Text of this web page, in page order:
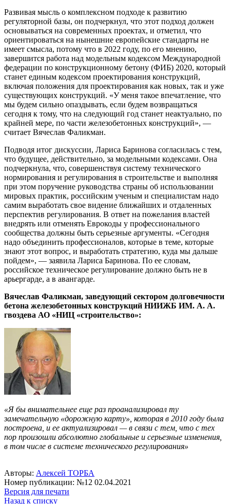
Развивая мысль о комплексном подходе к развитию
регуляторной базы, он подчеркнул, что этот подход должен
основываться на современных проектах, и отметил, что
ориентироваться на нынешние европейские стандарты не
имеет смысла, потому что в 2022 году, по его мнению,
завершится работа над модельным кодексом Международной
федерации по конструкционному бетону (ФИБ) 2020, который
станет единым кодексом проектирования конструкций,
включая положения для проектирования как новых, так и уже
существующих конструкций. «У меня такое впечатление, что
мы будем сильно опаздывать, если будем возвращаться
сегодня к тому, что на следующий год станет неактуально, по
крайней мере, по части железобетонных конструкций», —
считает Вячеслав Фаликман.
Подводя итог дискуссии, Лариса Баринова согласилась с тем,
что будущее, действительно, за модельными кодексами. Она
подчеркнула, что, совершенствуя систему технического
нормирования и регулирования в строительстве и выполняя
при этом поручение руководства страны об использовании
мировых практик, российским ученым и специалистам надо
самим выработать свое видение ближайших и отдаленных
перспектив регулирования. В ответ на пожелания властей
внедрять или отменять Еврокоды у профессионального
сообщества должны быть серьезные аргументы. «Сегодня
надо объединить профессионалов, которые в теме, которые
знают этот вопрос, и выработать стратегию, куда мы дальше
пойдем», — заявила Лариса Баринова. По ее словам,
российское техническое регулирование должно быть не в
арьергарде, а в авангарде.
Вячеслав Фаликман, заведующий сектором долговечности
бетона железобетонных конструкций НИИЖБ ИМ. А. А.
гвоздева АО «НИЦ «строительство»:
«Я бы внимательнее еще раз проанализировал ту
замечательную «дорожную карту», которая в 2010 году была
построена, и ее актуализировал — в связи с тем, что с тех
пор произошли абсолютно глобальные и серьезные изменения,
в том числе в системе технического регулирования»
Авторы: Алексей ТОРБА
Номер публикации: №12 02.04.2021
Версия для печати
Назад к списку